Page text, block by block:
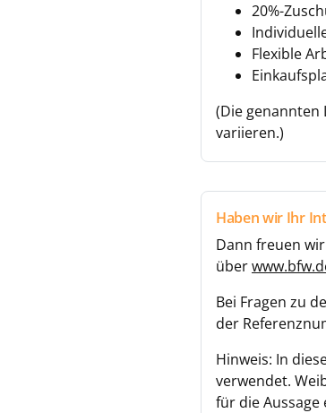
20%-
Flexible
(Die genannten
variieren.)
Haben wir Ihr
Dann freuen
über
Bei Fragen zu
der
Hinweis: In
verwendet.
für die